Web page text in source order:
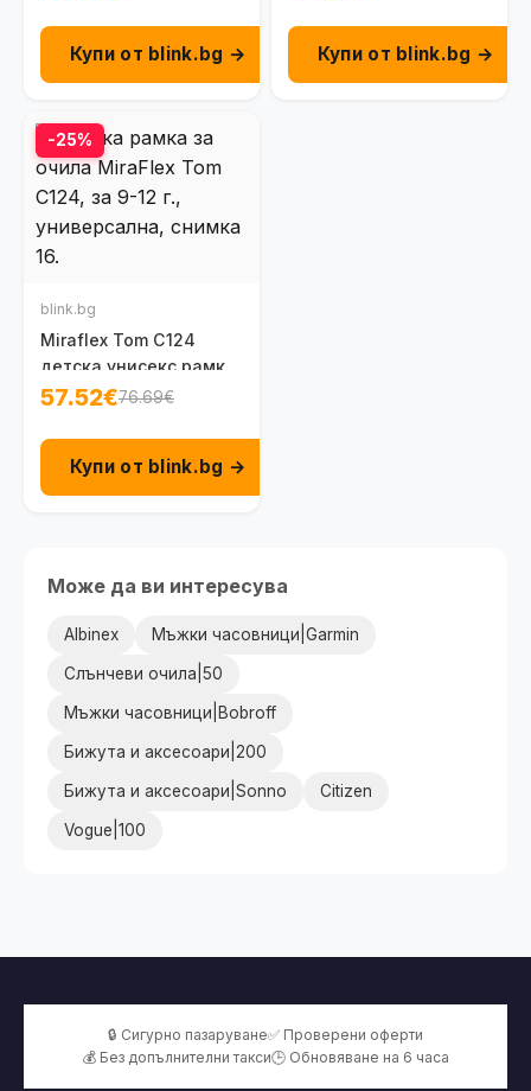
Купи от blink.bg → Купи от blink.bg →
-25%
blink.bg
Miraflex Tom C124
детска унисекс рамка
за очила 9-12 г.
57.52€76.69€
Купи от blink.bg →
Може да ви интересува
Albinex Мъжки часовници|Garmin
Слънчеви очила|50
Мъжки часовници|Bobroff
Бижута и аксесоари|200
Бижута и аксесоари|Sonno Citizen
Vogue|100
🔒 Сигурно пазаруване✅ Проверени оферти
💰 Без допълнителни такси🕒 Обновяване на 6 часа